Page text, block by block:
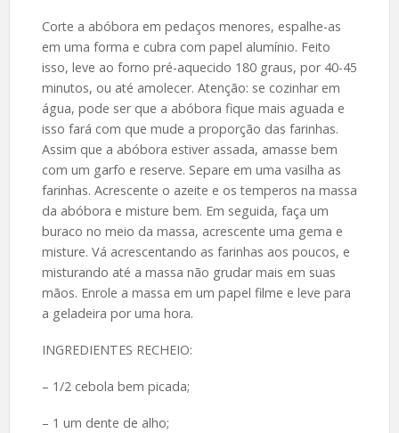
Corte a abóbora em pedaços menores, espalhe-as
em uma forma e cubra com papel alumínio. Feito
isso, leve ao forno pré-aquecido 180 graus, por 40-45
minutos, ou até amolecer. Atenção: se cozinhar em
água, pode ser que a abóbora fique mais aguada e
isso fará com que mude a proporção das farinhas.
Assim que a abóbora estiver assada, amasse bem
com um garfo e reserve. Separe em uma vasilha as
farinhas. Acrescente o azeite e os temperos na massa
da abóbora e misture bem. Em seguida, faça um
buraco no meio da massa, acrescente uma gema e
misture. Vá acrescentando as farinhas aos poucos, e
misturando até a massa não grudar mais em suas
mãos. Enrole a massa em um papel filme e leve para
a geladeira por uma hora.
INGREDIENTES RECHEIO:
– 1/2 cebola bem picada;
– 1 um dente de alho;